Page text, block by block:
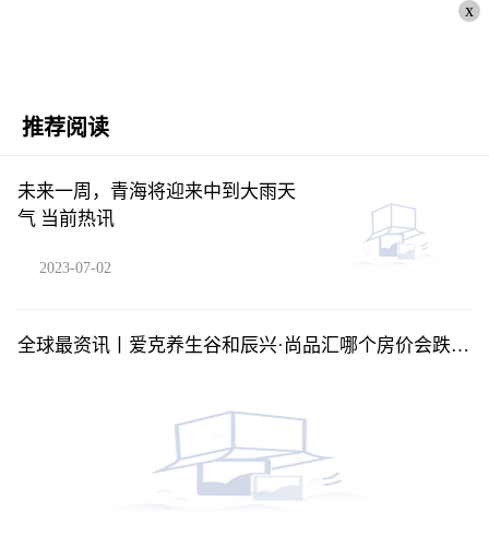
x
推荐阅读
未来一周，青海将迎来中到大雨天
气 当前热讯
2023-07-02
全球最资讯丨爱克养生谷和辰兴·尚品汇哪个房价会跌？